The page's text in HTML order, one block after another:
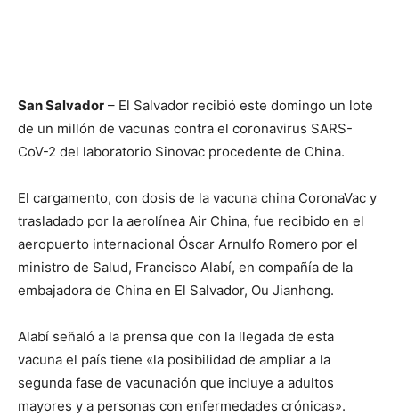
San Salvador – El Salvador recibió este domingo un lote
de un millón de vacunas contra el coronavirus SARS-
CoV-2 del laboratorio Sinovac procedente de China.
El cargamento, con dosis de la vacuna china CoronaVac y
trasladado por la aerolínea Air China, fue recibido en el
aeropuerto internacional Óscar Arnulfo Romero por el
ministro de Salud, Francisco Alabí, en compañía de la
embajadora de China en El Salvador, Ou Jianhong.
Alabí señaló a la prensa que con la llegada de esta
vacuna el país tiene «la posibilidad de ampliar a la
segunda fase de vacunación que incluye a adultos
mayores y a personas con enfermedades crónicas».